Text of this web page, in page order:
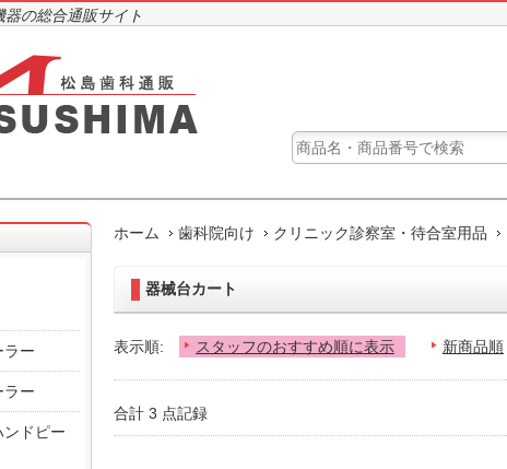
の総合通販サイト
ホーム 歯科院向け クリニック診察室・待合室用品
器械台カート
表示順: スタッフのおすすめ順に表示 新商品順
合計 3 点記録
ラー
ラー
ドピー